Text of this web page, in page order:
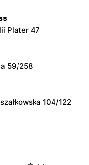
Plater 47
59/258
104/122